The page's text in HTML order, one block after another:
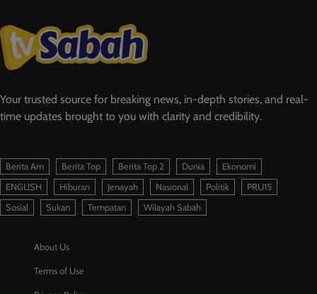
Your trusted source for breaking news, in-depth stories, and real-
time updates brought to you with clarity and credibility.
Berita Am Berita Top Berita Top 2 Dunia
Ekonomi
ENGLISH
Hiburan Jenayah Nasional Politik
PRU15
Sosial
Sukan Tempatan Wilayah Sabah
About Us
Terms of Use